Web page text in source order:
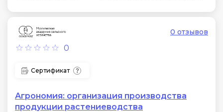
0
0 отзывов
Сертификат
Агрономия: организация производства
продукции растениеводства